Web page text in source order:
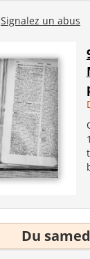
Signalez un abus
Du